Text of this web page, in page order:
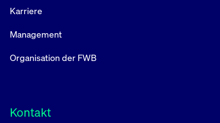
Karriere
Management
Organisation der FWB
Kontakt